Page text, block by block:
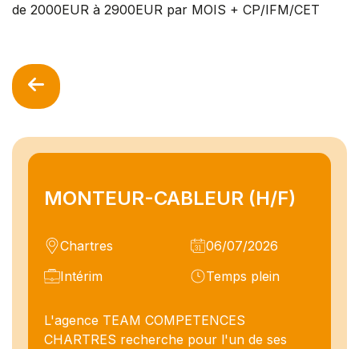
MONTEUR-CABLEUR (H/F)
Chartres
06/07/2026
Intérim
Temps plein
L'agence TEAM COMPETENCES
CHARTRES recherche pour l'un de ses
de 2000EUR à 2900EUR par MOIS + CP/IFM/CET